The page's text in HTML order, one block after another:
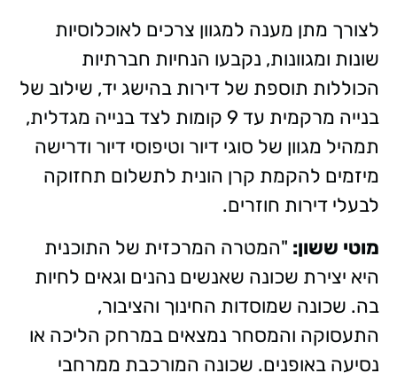
לצורך מתן מענה למגוון צרכים לאוכלוסיות
שונות ומגוונות, נקבעו הנחיות חברתיות
הכוללות תוספת של דירות בהישג יד, שילוב של
בנייה מרקמית עד 9 קומות לצד בנייה מגדלית,
תמהיל מגוון של סוגי דיור וטיפוסי דיור ודרישה
מיזמים להקמת קרן הונית לתשלום תחזוקה
לבעלי דירות חוזרים.
מוטי ששון: "המטרה המרכזית של התוכנית
היא יצירת שכונה שאנשים נהנים וגאים לחיות
בה. שכונה שמוסדות החינוך והציבור,
התעסוקה והמסחר נמצאים במרחק הליכה או
נסיעה באופנים. שכונה המורכבת ממרחבי